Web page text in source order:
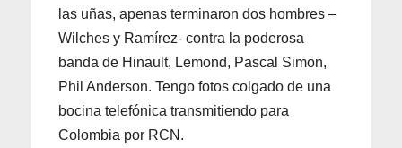
las uñas, apenas terminaron dos hombres –
Wilches y Ramírez- contra la poderosa
banda de Hinault, Lemond, Pascal Simon,
Phil Anderson. Tengo fotos colgado de una
bocina telefónica transmitiendo para
Colombia por RCN.